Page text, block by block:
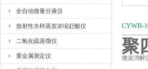
全自动微量分液仪
放射性水样蒸发浓缩赶酸仪
二氧化硫蒸馏仪
重金属测定仪
CYWB-
聚
微波消解